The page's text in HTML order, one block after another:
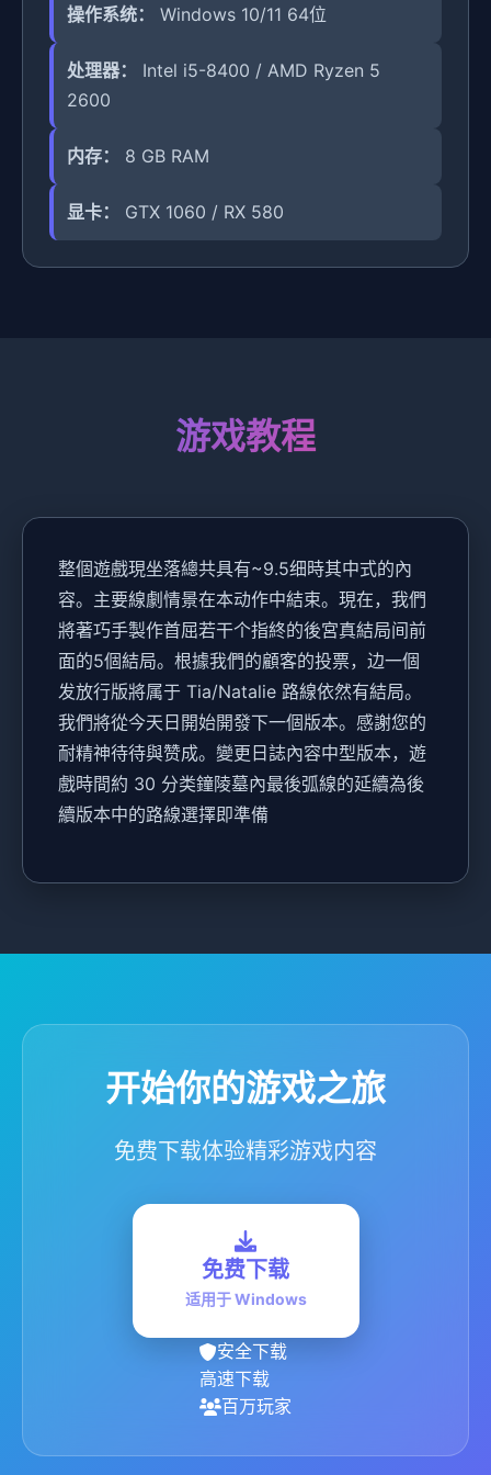
操作系统： Windows 10/11 64位
处理器：
Intel i5-8400 / AMD Ryzen 5
2600
内存： 8 GB RAM
显卡： GTX 1060 / RX 580
游戏教程
整個遊戲現坐落總共具有~9.5细時其中式的內
容。主要線劇情景在本动作中結束。現在，我們
將著巧手製作首屈若干个指終的後宮真結局间前
面的5個結局。根據我們的顧客的投票，边一個
发放行版將属于 Tia/Natalie 路線依然有結局。
我們將從今天日開始開發下一個版本。感謝您的
耐精神待待與赞成。變更日誌內容中型版本，遊
戲時間約 30 分类鐘陵墓內最後弧線的延續為後
續版本中的路線選擇即準備
开始你的游戏之旅
免费下载体验精彩游戏内容
免费下载
适用于 Windows
安全下载
高速下载
百万玩家